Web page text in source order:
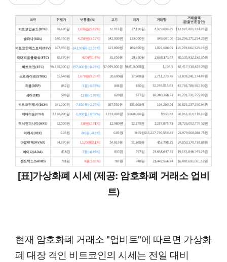
[표]가상화폐 시세 (제공: 암호화폐 거래소 업비
트)
현재 암호화폐 거래소 "업비트"에 따르면 가상화
폐 대장 격인 비트코인의 시세는 전일 대비